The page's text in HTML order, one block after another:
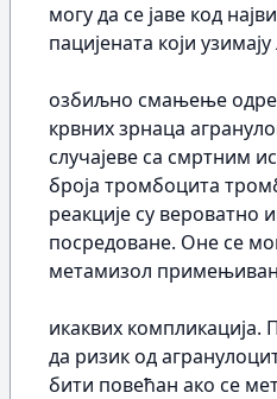
могу да се јаве код
пацијената који узимају
озбиљно смањење
крвних зрнаца
случајеве са смртним
броја тромбоцита
реакције су вероватно
посредоване. Оне се
метамизол примењиван
икаквих компликација.
да ризик од
бити повећан ако се